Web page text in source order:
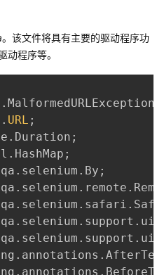
。该文件将具有主要的驱动程序功
动程序等。
. MalformedURLException
. URL ;
. Duration ;
. HashMap ;
. selenium . By ;
. selenium . remote .
. selenium . safari .
. selenium . support . ui
. selenium . support . ui
. annotations .
. annotations .